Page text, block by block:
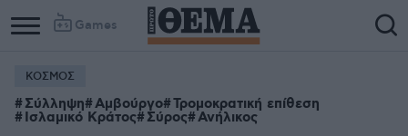
Games
ΚΟΣΜΟΣ
Σύλληψη Αμβούργο Τρομοκρατική επίθεση
Ισλαμικό Κράτος Σύρος Ανήλικος